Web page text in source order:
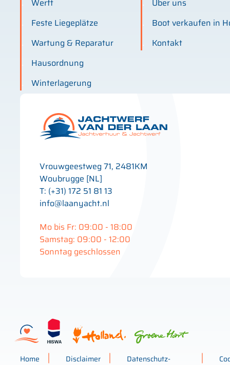
Werft
Feste Liegeplätze
Wartung & Reparatur
Hausordnung
Winterlagerung
Über uns
Boot verkaufen in
Kontakt
Vrouwgeestweg 71, 2481KM
Woubrugge [NL]
T: (+31) 172 51 81 13
info@laanyacht.nl
Mo bis Fr: 09:00 - 18:00
Samstag: 09:00 - 12:00
Sonntag geschlossen
Home Disclaimer
Datenschutz-